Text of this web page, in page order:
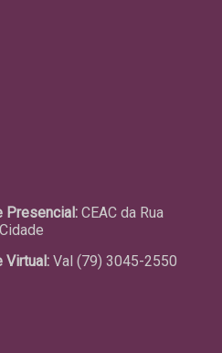
Presencial: CEAC da Rua
Virtual: Val (79) 3045-2550